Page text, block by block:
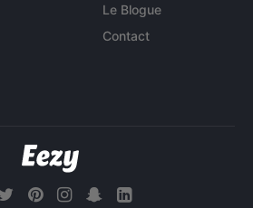
Le Blogue
Contact